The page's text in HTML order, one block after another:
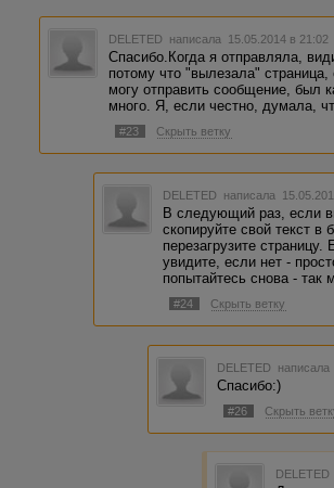
DELETED написала 15.05.2014 в
Спасибо.Когда я отправляла,
потому что "вылезала"
могу отправить сообщение, был
много. Я, если честно, думала,
#23 Скрыть ветку
DELETED написала
В следующий раз, если
скопируйте свой текст
перезагрузите
увидите, если нет -
попытайтесь снова - так
#24 Скрыть ветку
DELETED
Спасибо:)
#26 Скрыть
DELETED